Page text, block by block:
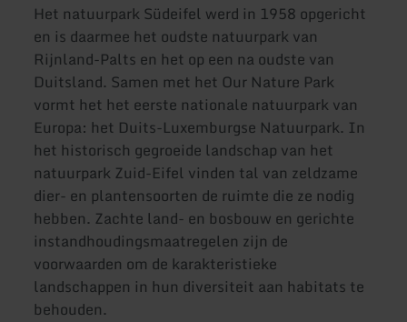
Het natuurpark Südeifel werd in 1958 opgericht
en is daarmee het oudste natuurpark van
Rijnland-Palts en het op een na oudste van
Duitsland. Samen met het Our Nature Park
vormt het het eerste nationale natuurpark van
Europa: het Duits-Luxemburgse Natuurpark. In
het historisch gegroeide landschap van het
natuurpark Zuid-Eifel vinden tal van zeldzame
dier- en plantensoorten de ruimte die ze nodig
hebben. Zachte land- en bosbouw en gerichte
instandhoudingsmaatregelen zijn de
voorwaarden om de karakteristieke
landschappen in hun diversiteit aan habitats te
behouden.